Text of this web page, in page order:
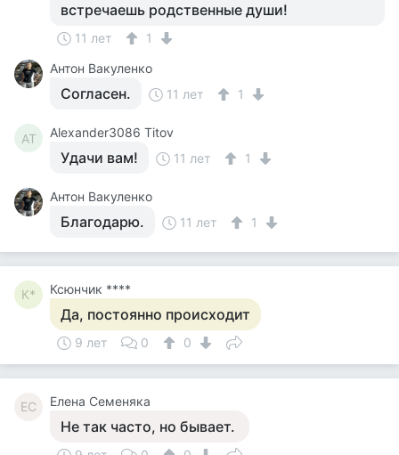
встречаешь родственные души!
11 лет
1
Антон Вакуленко
Согласен. 11 лет 1
AT Alexander3086 Titov
Удачи вам! 11 лет 1
Антон Вакуленко
Благодарю. 11 лет 1
К* Ксюнчик ****
Да, постоянно происходит
9 лет 0 0
ЕС Елена Семеняка
Не так часто, но бывает.